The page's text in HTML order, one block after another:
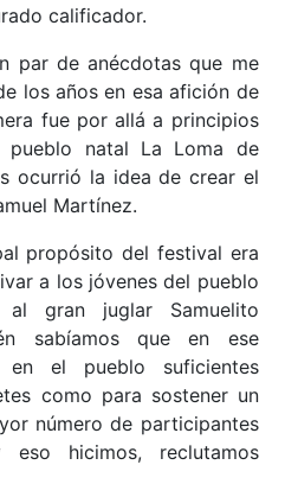
calificador.
par de anécdotas que me
los años en esa afición de
fue por allá a principios
natal La Loma de
ocurrió la idea de crear el
Martínez.
propósito del festival era
a los jóvenes del pueblo
gran juglar Samuelito
sabíamos que en ese
el pueblo suficientes
como para sostener un
número de participantes
hicimos, reclutamos